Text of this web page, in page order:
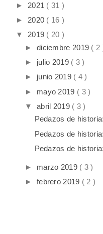
► 2021 ( 31 )
► 2020 ( 16 )
▼ 2019 ( 20 )
► diciembre 2019 ( 2
► julio 2019 ( 3 )
► junio 2019 ( 4 )
► mayo 2019 ( 3 )
▼ abril 2019 ( 3 )
Pedazos de
Pedazos de
Pedazos de
► marzo 2019 ( 3 )
► febrero 2019 ( 2 )